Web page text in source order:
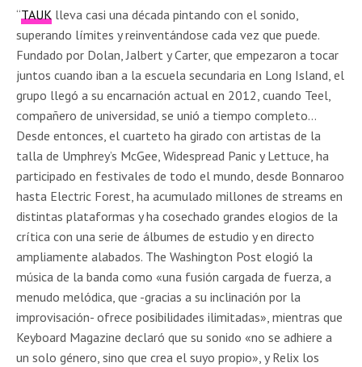
“TAUK lleva casi una década pintando con el sonido,
superando límites y reinventándose cada vez que puede.
Fundado por Dolan, Jalbert y Carter, que empezaron a tocar
juntos cuando iban a la escuela secundaria en Long Island, el
grupo llegó a su encarnación actual en 2012, cuando Teel,
compañero de universidad, se unió a tiempo completo…
Desde entonces, el cuarteto ha girado con artistas de la
talla de Umphrey’s McGee, Widespread Panic y Lettuce, ha
participado en festivales de todo el mundo, desde Bonnaroo
hasta Electric Forest, ha acumulado millones de streams en
distintas plataformas y ha cosechado grandes elogios de la
crítica con una serie de álbumes de estudio y en directo
ampliamente alabados. The Washington Post elogió la
música de la banda como «una fusión cargada de fuerza, a
menudo melódica, que -gracias a su inclinación por la
improvisación- ofrece posibilidades ilimitadas», mientras que
Keyboard Magazine declaró que su sonido «no se adhiere a
un solo género, sino que crea el suyo propio», y Relix los